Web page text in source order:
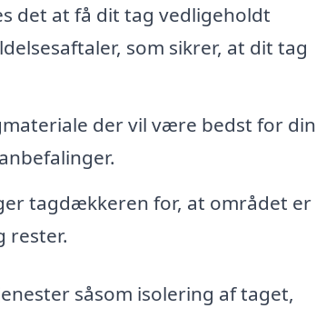
det at få dit tag vedligeholdt
som sikrer, at dit tag
der vil være bedst for din
tagdækkeren for, at området er
rester.
såsom isolering af taget,